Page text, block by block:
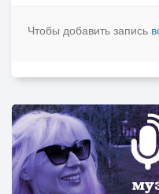
Чтобы добавить запись